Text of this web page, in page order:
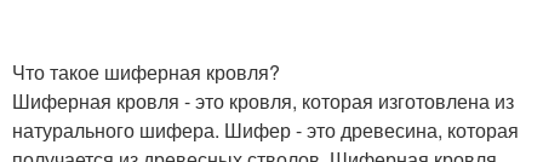
Что такое шиферная кровля?
Шиферная кровля - это кровля, которая изготовлена из
натурального шифера. Шифер - это древесина, которая